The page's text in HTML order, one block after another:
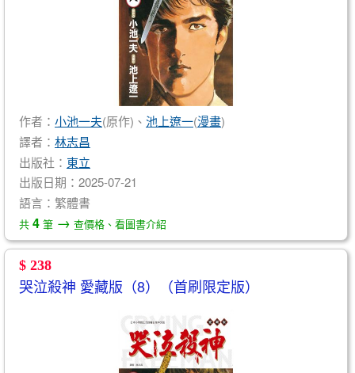
作者： 小池一夫(原作)、 池上遼一(漫畫)
譯者： 林志昌
出版社： 東立
出版日期：2025-07-21
語言：繁體書
共 4 筆 → 查價格、看圖書介紹
$ 238
哭泣殺神 愛藏版（8）（首刷限定版）